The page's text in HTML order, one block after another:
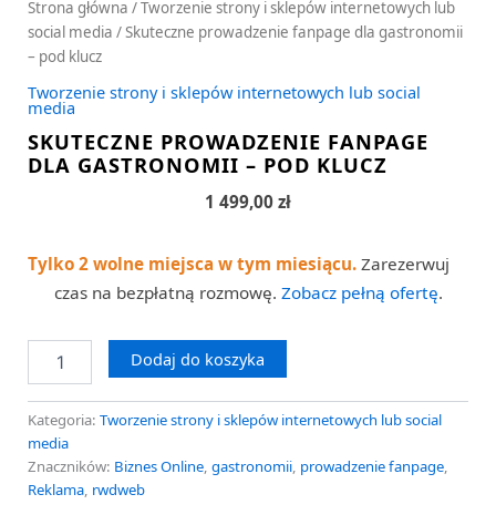
Strona główna /Tworzenie strony i sklepów internetowych lub
social media / Skuteczne prowadzenie fanpage dla gastronomii
– pod klucz
Tworzenie strony i sklepów internetowych lub social
media
SKUTECZNE PROWADZENIE FANPAGE
DLA GASTRONOMII – POD KLUCZ
1 499,00 zł
Tylko 2 wolne miejsca w tym miesiącu. Zarezerwuj
czas na bezpłatną rozmowę. Zobacz pełną ofertę.
Dodaj do koszyka
Kategoria: Tworzenie strony i sklepów internetowych lub social
media
Znaczników: Biznes Online, gastronomii, prowadzenie fanpage,
Reklama, rwdweb